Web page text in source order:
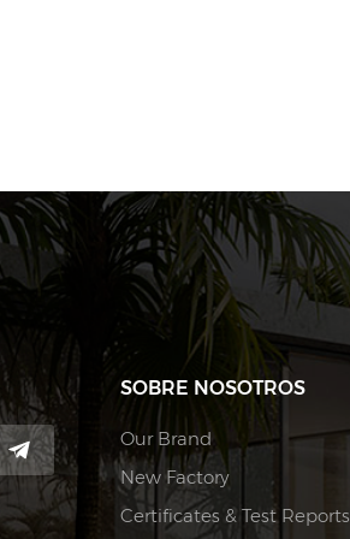
SOBRE NOSOTROS
Our Brand
New Factory
Certificates & Test Reports